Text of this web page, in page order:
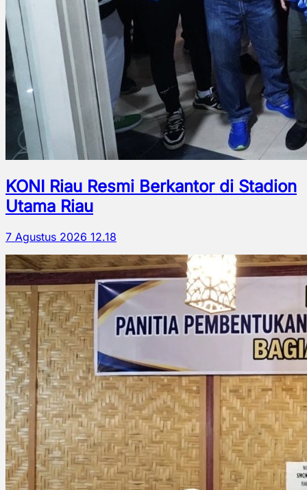
KONI Riau Resmi Berkantor di Stadion
Utama Riau
7 Agustus 2026 12.18